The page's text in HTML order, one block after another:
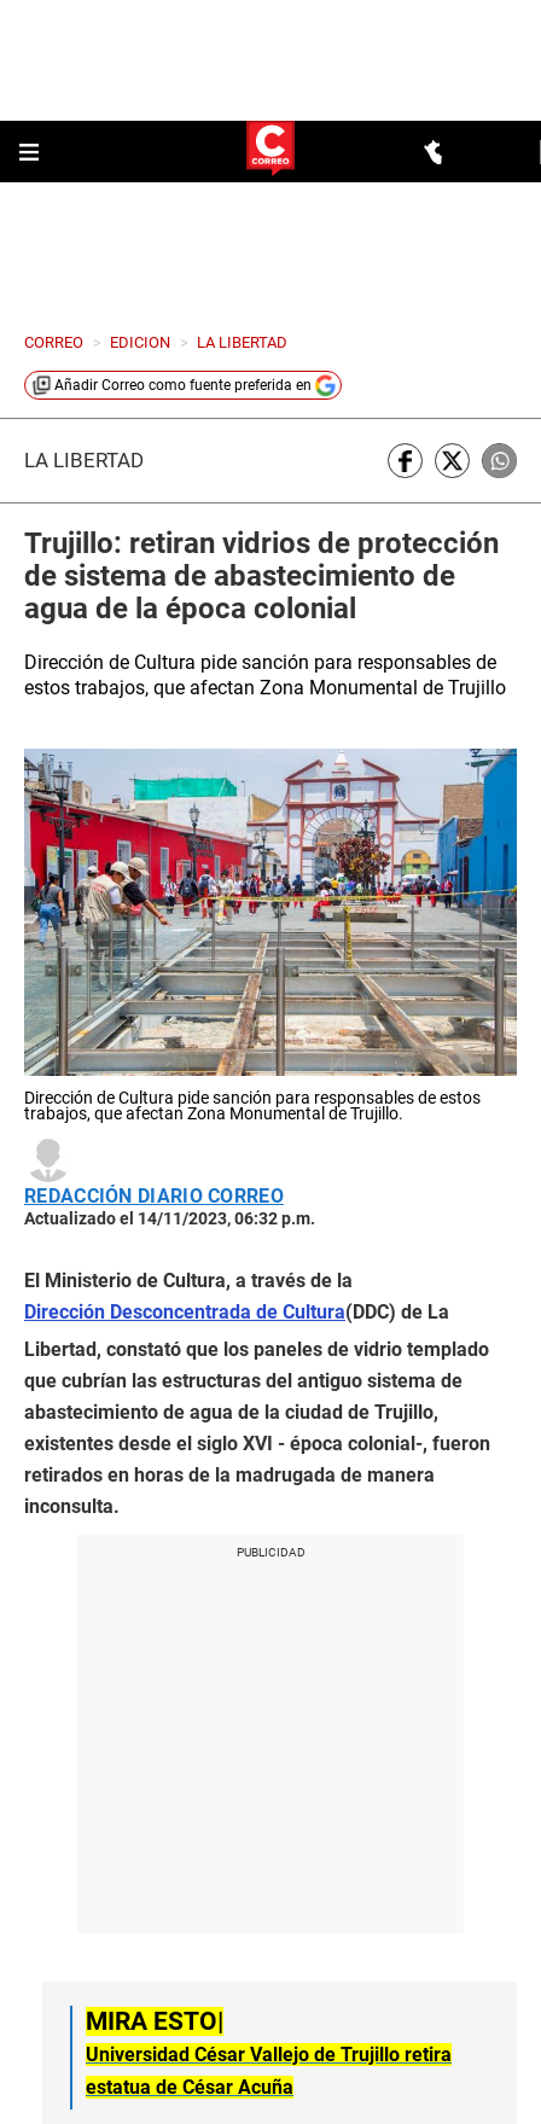
CORREO > EDICION > LA LIBERTAD
Añadir Correo como fuente preferida en
LA LIBERTAD
Trujillo: retiran vidrios de protección
de sistema de abastecimiento de
agua de la época colonial
Dirección de Cultura pide sanción para responsables de
estos trabajos, que afectan Zona Monumental de Trujillo
Dirección de Cultura pide sanción para responsables de estos
trabajos, que afectan Zona Monumental de Trujillo.
REDACCIÓN DIARIO CORREO
Actualizado el 14/11/2023, 06:32 p.m.
El Ministerio de Cultura, a través de la
Dirección Desconcentrada de Cultura(DDC) de La
Libertad, constató que los paneles de vidrio templado
que cubrían las estructuras del antiguo sistema de
abastecimiento de agua de la ciudad de Trujillo,
existentes desde el siglo XVI - época colonial-, fueron
retirados en horas de la madrugada de manera
inconsulta.
MIRA ESTO|
Universidad César Vallejo de Trujillo retira
estatua de César Acuña